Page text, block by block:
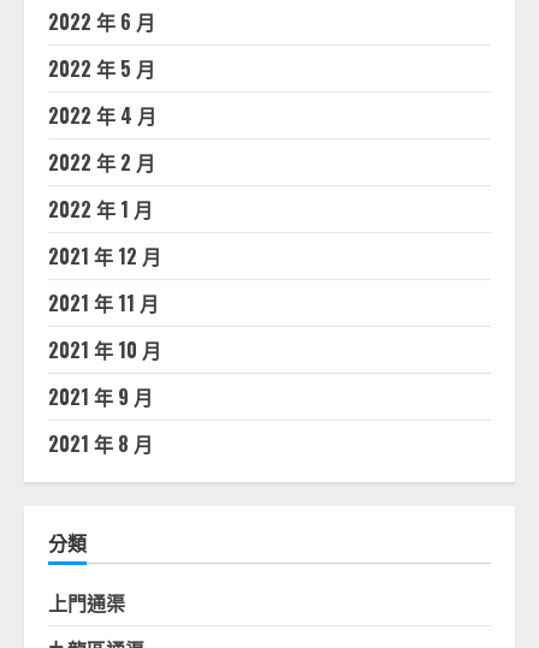
2022 年 6 月
2022 年 5 月
2022 年 4 月
2022 年 2 月
2022 年 1 月
2021 年 12 月
2021 年 11 月
2021 年 10 月
2021 年 9 月
2021 年 8 月
分類
上門通渠